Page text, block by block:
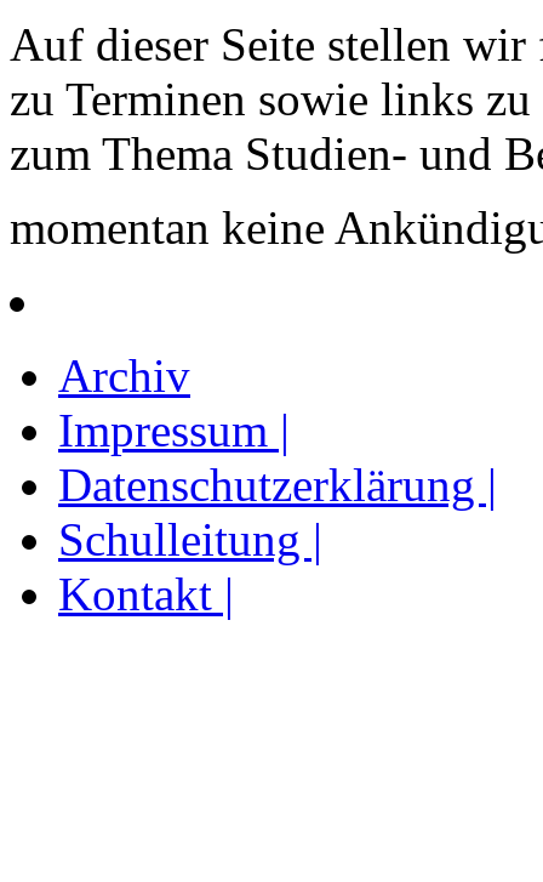
Auf dieser Seite stellen
zu Terminen sowie links
zum Thema Studien- und
momentan keine
Archiv
Impressum |
Datenschutzerklärung |
Schulleitung |
Kontakt |